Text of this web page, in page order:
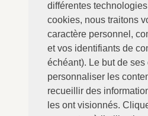
différentes
cookies, nous traitons
caractère personnel,
et vos identifiants de
échéant). Le but de
personnaliser les
recueillir des
les ont visionnés.